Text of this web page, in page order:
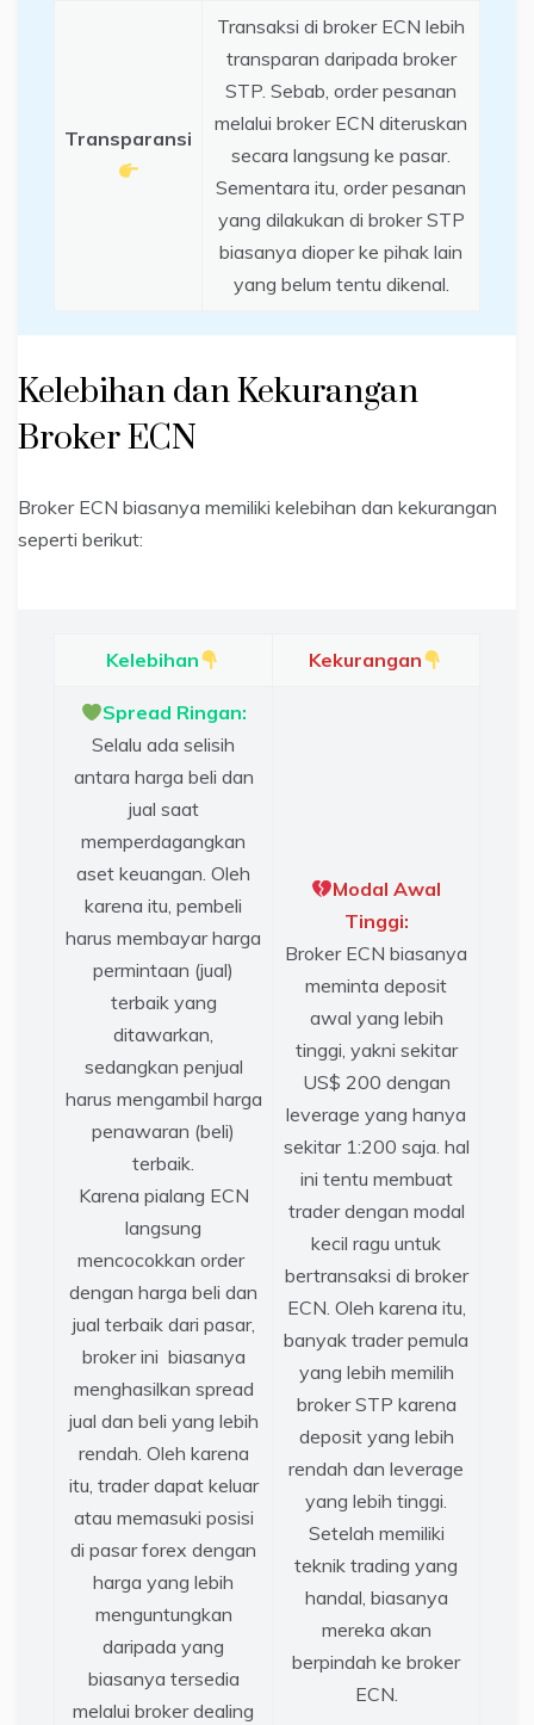
Transparansi
Transaksi di broker ECN lebih
transparan daripada broker
STP. Sebab, order pesanan
melalui broker ECN diteruskan
secara langsung ke pasar.
Sementara itu, order pesanan
yang dilakukan di broker STP
biasanya dioper ke pihak lain
yang belum tentu dikenal.
Kelebihan dan Kekurangan
Broker ECN
Broker ECN biasanya memiliki kelebihan dan kekurangan
seperti berikut:
Kelebihan Kekurangan
Spread Ringan:
Selalu ada selisih
antara harga beli dan
jual saat
memperdagangkan
aset keuangan. Oleh
karena itu, pembeli
harus membayar harga
permintaan (jual)
terbaik yang
ditawarkan,
sedangkan penjual
harus mengambil harga
penawaran (beli)
terbaik.
Karena pialang ECN
langsung
mencocokkan order
dengan harga beli dan
jual terbaik dari pasar,
broker ini biasanya
menghasilkan spread
jual dan beli yang lebih
rendah. Oleh karena
itu, trader dapat keluar
atau memasuki posisi
di pasar forex dengan
harga yang lebih
menguntungkan
daripada yang
biasanya tersedia
melalui broker dealing
Modal Awal
Tinggi:
Broker ECN biasanya
meminta deposit
awal yang lebih
tinggi, yakni sekitar
US$ 200 dengan
leverage yang hanya
sekitar 1:200 saja. hal
ini tentu membuat
trader dengan modal
kecil ragu untuk
bertransaksi di broker
ECN. Oleh karena itu,
banyak trader pemula
yang lebih memilih
broker STP karena
deposit yang lebih
rendah dan leverage
yang lebih tinggi.
Setelah memiliki
teknik trading yang
handal, biasanya
mereka akan
berpindah ke broker
ECN.